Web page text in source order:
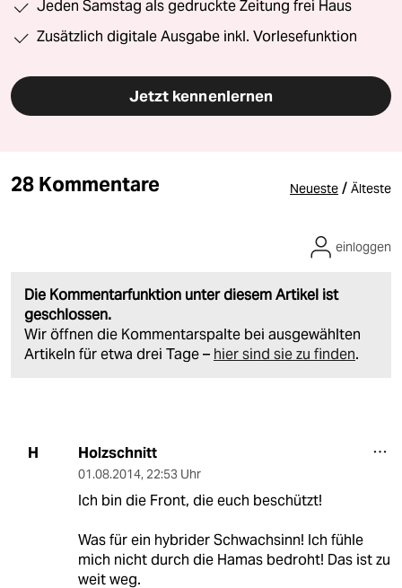
Jeden Samstag als gedruckte Zeitung frei Haus
Zusätzlich digitale Ausgabe inkl. Vorlesefunktion
Jetzt kennenlernen
28 Kommentare Neueste / Älteste
Die Kommentarfunktion unter diesem Artikel ist
geschlossen.
Wir öffnen die Kommentarspalte bei ausgewählten
Artikeln für etwa drei Tage – hier sind sie zu finden.
einloggen
H Holzschnitt
01.08.2014, 22:53 Uhr
Ich bin die Front, die euch beschützt!
Was für ein hybrider Schwachsinn! Ich fühle
mich nicht durch die Hamas bedroht! Das ist zu
weit weg.